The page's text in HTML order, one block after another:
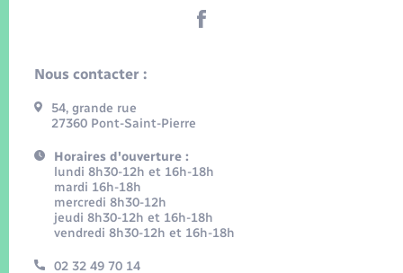
Nous contacter :
54, grande rue
27360 Pont-Saint-Pierre
Horaires d'ouverture :
lundi 8h30-12h et 16h-18h
mardi 16h-18h
mercredi 8h30-12h
jeudi 8h30-12h et 16h-18h
vendredi 8h30-12h et 16h-18h
02 32 49 70 14